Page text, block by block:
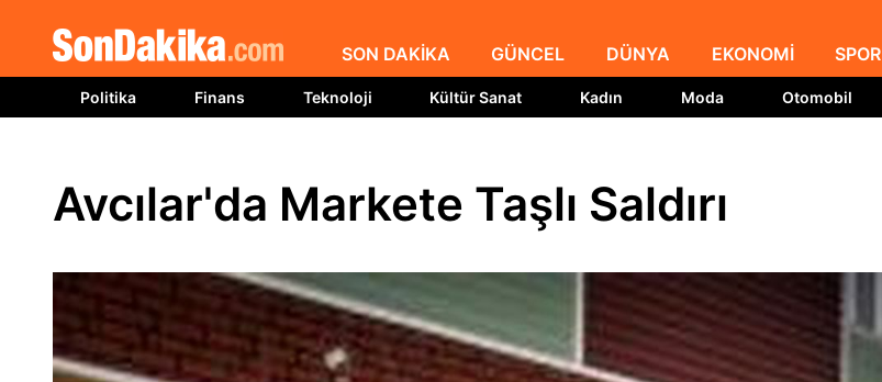
SON DAKİKA GÜNCEL DÜNYA EKONOMİ SPOR
Politika Finans Teknoloji Kültür Sanat Kadın Moda Otomobil
Avcılar'da Markete Taşlı Saldırı